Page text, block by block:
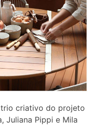
criativo do projeto
Juliana Pippi e Mila